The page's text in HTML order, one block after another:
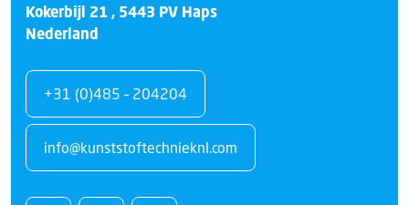
Kokerbijl 21 , 5443 PV Haps
Nederland
+31 (0)485 – 204204
info@kunststoftechnieknl.com